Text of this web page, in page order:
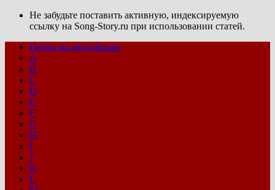
Не забудьте поставить активную, индексируемую
ссылку на Song-Story.ru при использовании статей.
Песни на английском
A
B
C
D
E
F
G
H
I
J
K
L